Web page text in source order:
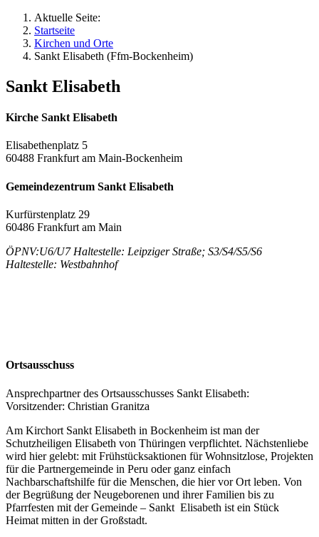
Aktuelle Seite:
Startseite
Kirchen und Orte
Sankt Elisabeth (Ffm-Bockenheim)
Sankt Elisabeth
Kirche Sankt Elisabeth
Elisabethenplatz 5
60488 Frankfurt am Main-Bockenheim
Gemeindezentrum Sankt Elisabeth
Kurfürstenplatz 29
60486 Frankfurt am Main
ÖPNV:U6/U7 Haltestelle: Leipziger Straße; S3/S4/S5/S6
Haltestelle: Westbahnhof
Ortsausschuss
Ansprechpartner des Ortsausschusses Sankt Elisabeth:
Vorsitzender: Christian Granitza
Am Kirchort Sankt Elisabeth in Bockenheim ist man der
Schutzheiligen Elisabeth von Thüringen verpflichtet. Nächstenliebe
wird hier gelebt: mit Frühstücksaktionen für Wohnsitzlose, Projekten
für die Partnergemeinde in Peru oder ganz einfach
Nachbarschaftshilfe für die Menschen, die hier vor Ort leben. Von
der Begrüßung der Neugeborenen und ihrer Familien bis zu
Pfarrfesten mit der Gemeinde – Sankt Elisabeth ist ein Stück
Heimat mitten in der Großstadt.